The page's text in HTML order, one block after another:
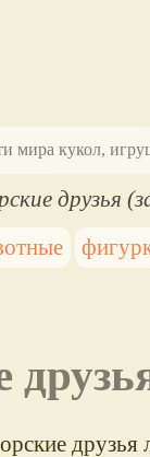
мира кукол,
друзья
друзья